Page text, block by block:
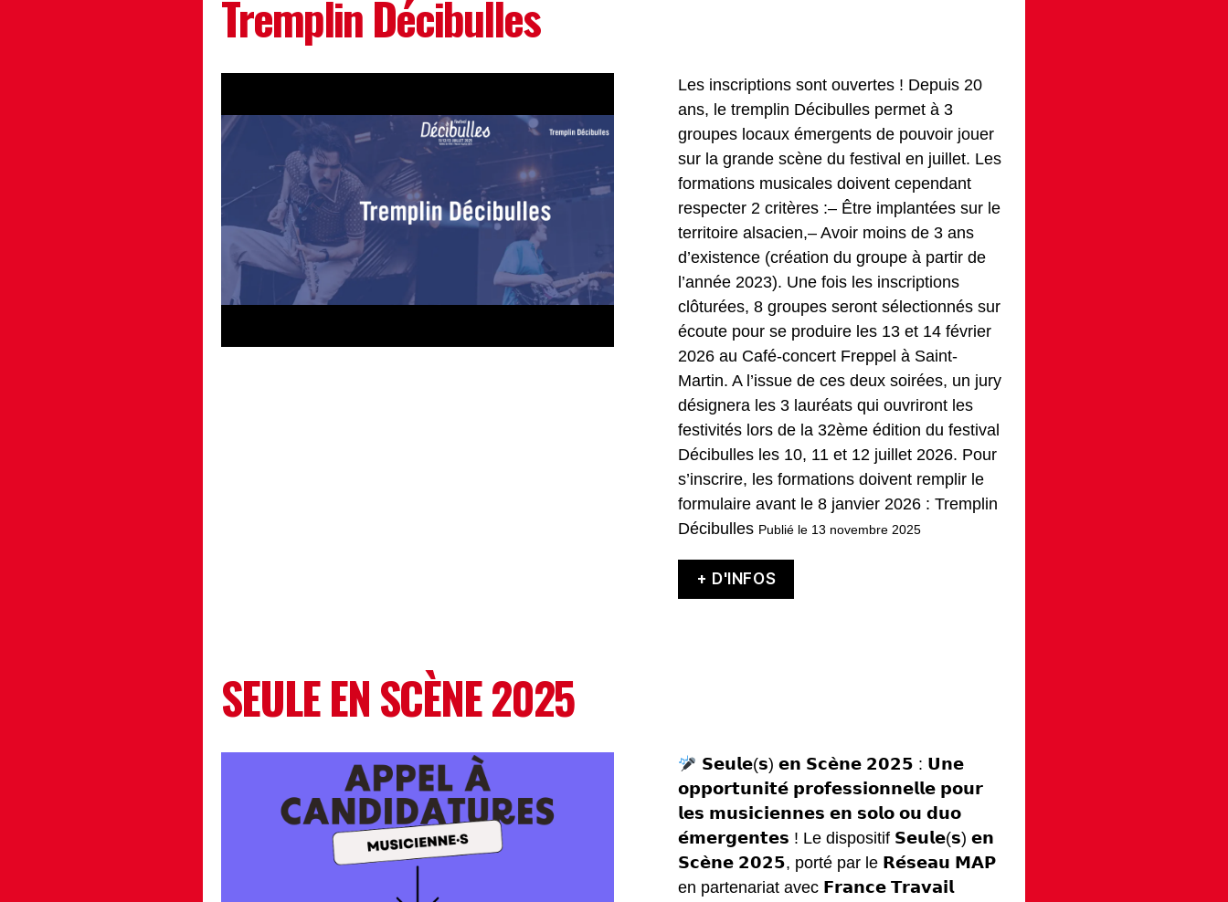
Tremplin Décibulles
Les inscriptions sont ouvertes ! Depuis 20
ans, le tremplin Décibulles permet à 3
groupes locaux émergents de pouvoir jouer
sur la grande scène du festival en juillet. Les
formations musicales doivent cependant
respecter 2 critères :– Être implantées sur le
territoire alsacien,– Avoir moins de 3 ans
d’existence (création du groupe à partir de
l’année 2023). Une fois les inscriptions
clôturées, 8 groupes seront sélectionnés sur
écoute pour se produire les 13 et 14 février
2026 au Café-concert Freppel à Saint-
Martin. A l’issue de ces deux soirées, un jury
désignera les 3 lauréats qui ouvriront les
festivités lors de la 32ème édition du festival
Décibulles les 10, 11 et 12 juillet 2026. Pour
s’inscrire, les formations doivent remplir le
formulaire avant le 8 janvier 2026 : Tremplin
Décibulles Publié le 13 novembre 2025
+ D'INFOS
SEULE EN SCÈNE 2025
𝗦𝗲𝘂𝗹𝗲(𝘀) 𝗲𝗻 𝗦𝗰𝗲̀𝗻𝗲 𝟮𝟬𝟮𝟱 : 𝗨𝗻𝗲
𝗼𝗽𝗽𝗼𝗿𝘁𝘂𝗻𝗶𝘁𝗲́ 𝗽𝗿𝗼𝗳𝗲𝘀𝘀𝗶𝗼𝗻𝗻𝗲𝗹𝗹𝗲 𝗽𝗼𝘂𝗿
𝗹𝗲𝘀 𝗺𝘂𝘀𝗶𝗰𝗶𝗲𝗻𝗻𝗲𝘀 𝗲𝗻 𝘀𝗼𝗹𝗼 𝗼𝘂 𝗱𝘂𝗼
𝗲́𝗺𝗲𝗿𝗴𝗲𝗻𝘁𝗲𝘀 ! Le dispositif 𝗦𝗲𝘂𝗹𝗲(𝘀) 𝗲𝗻
𝗦𝗰𝗲̀𝗻𝗲 𝟮𝟬𝟮𝟱, porté par le 𝗥𝗲́𝘀𝗲𝗮𝘂 𝗠𝗔𝗣
en partenariat avec 𝗙𝗿𝗮𝗻𝗰𝗲 𝗧𝗿𝗮𝘃𝗮𝗶𝗹